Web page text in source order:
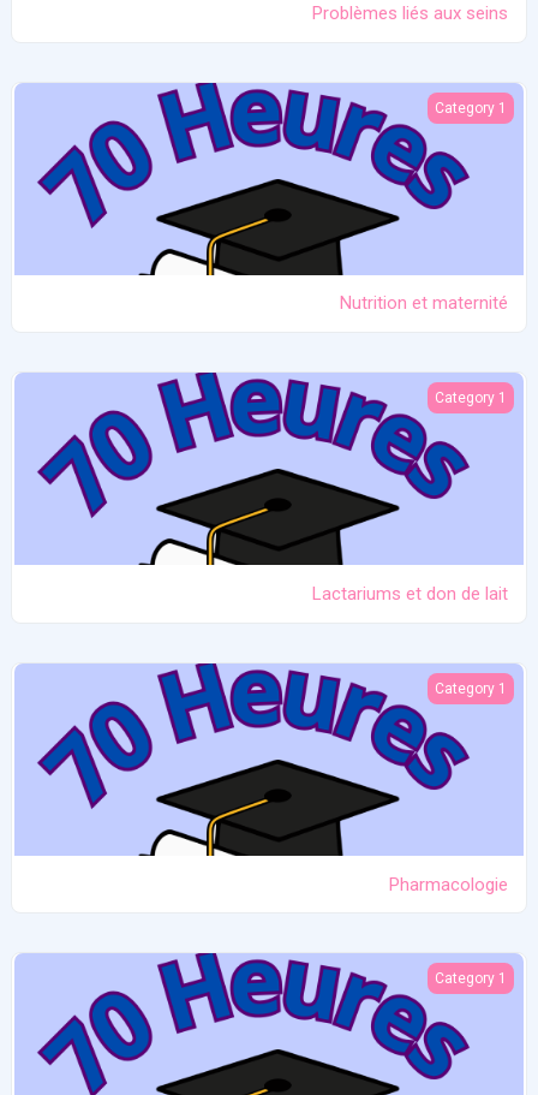
Problèmes liés aux seins
Nutrition et maternité
Category 1
Nutrition et maternité
Lactariums et don de lait
Category 1
Lactariums et don de lait
Pharmacologie
Category 1
Pharmacologie
Allaitement et maladies infectieuses de la mère
Category 1